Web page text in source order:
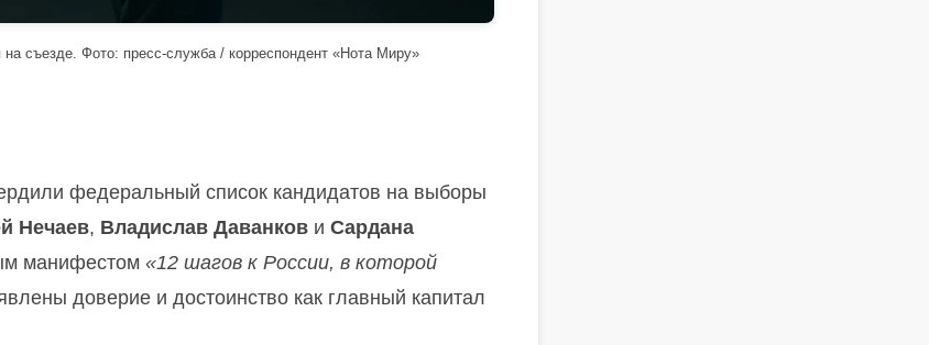
съезде. Фото: пресс-служба / корреспондент «Нота Миру»
федеральный список кандидатов на выборы
Нечаев, Владислав Даванков и Сардана
манифестом «12 шагов к России, в которой
доверие и достоинство как главный капитал